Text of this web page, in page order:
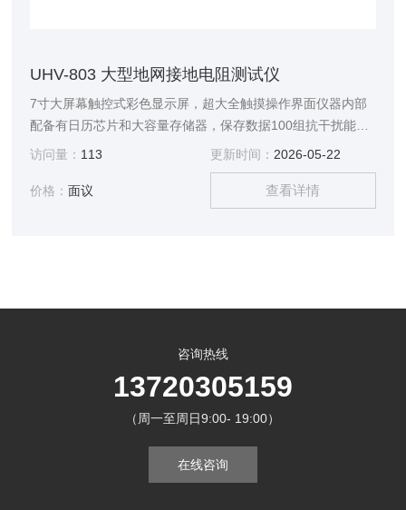
UHV-803 大型地网接地电阻测试仪
7寸大屏幕触控式彩色显示屏，超大全触摸操作界面仪器内部
配备有日历芯片和大容量存储器，保存数据100组抗干扰能力
强，由仪器内部自带变频电源模块提供仪器测量输出电源
访问量： 113 更新时间： 2026-05-22
价格：面议 查看详情
咨询热线
13720305159
（周一至周日9:00- 19:00）
在线咨询